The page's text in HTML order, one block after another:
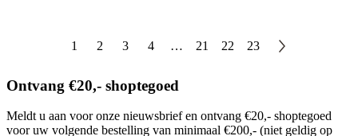
1 2 3 4 … 21 22 23
Ontvang €20,- shoptegoed
Meldt u aan voor onze nieuwsbrief en ontvang €20,- shoptegoed
voor uw volgende bestelling van minimaal €200,- (niet geldig op